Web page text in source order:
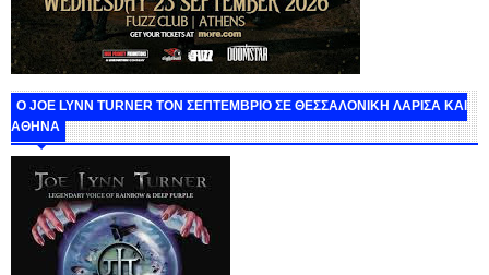
O JOE LYNN TURNER ΤΟΝ ΣΕΠΤΕΜΒΡΙΟ ΣΕ ΘΕΣΣΑΛΟΝΙΚΗ ΛΑΡΙΣΑ ΚΑΙ
ΑΘΗΝΑ